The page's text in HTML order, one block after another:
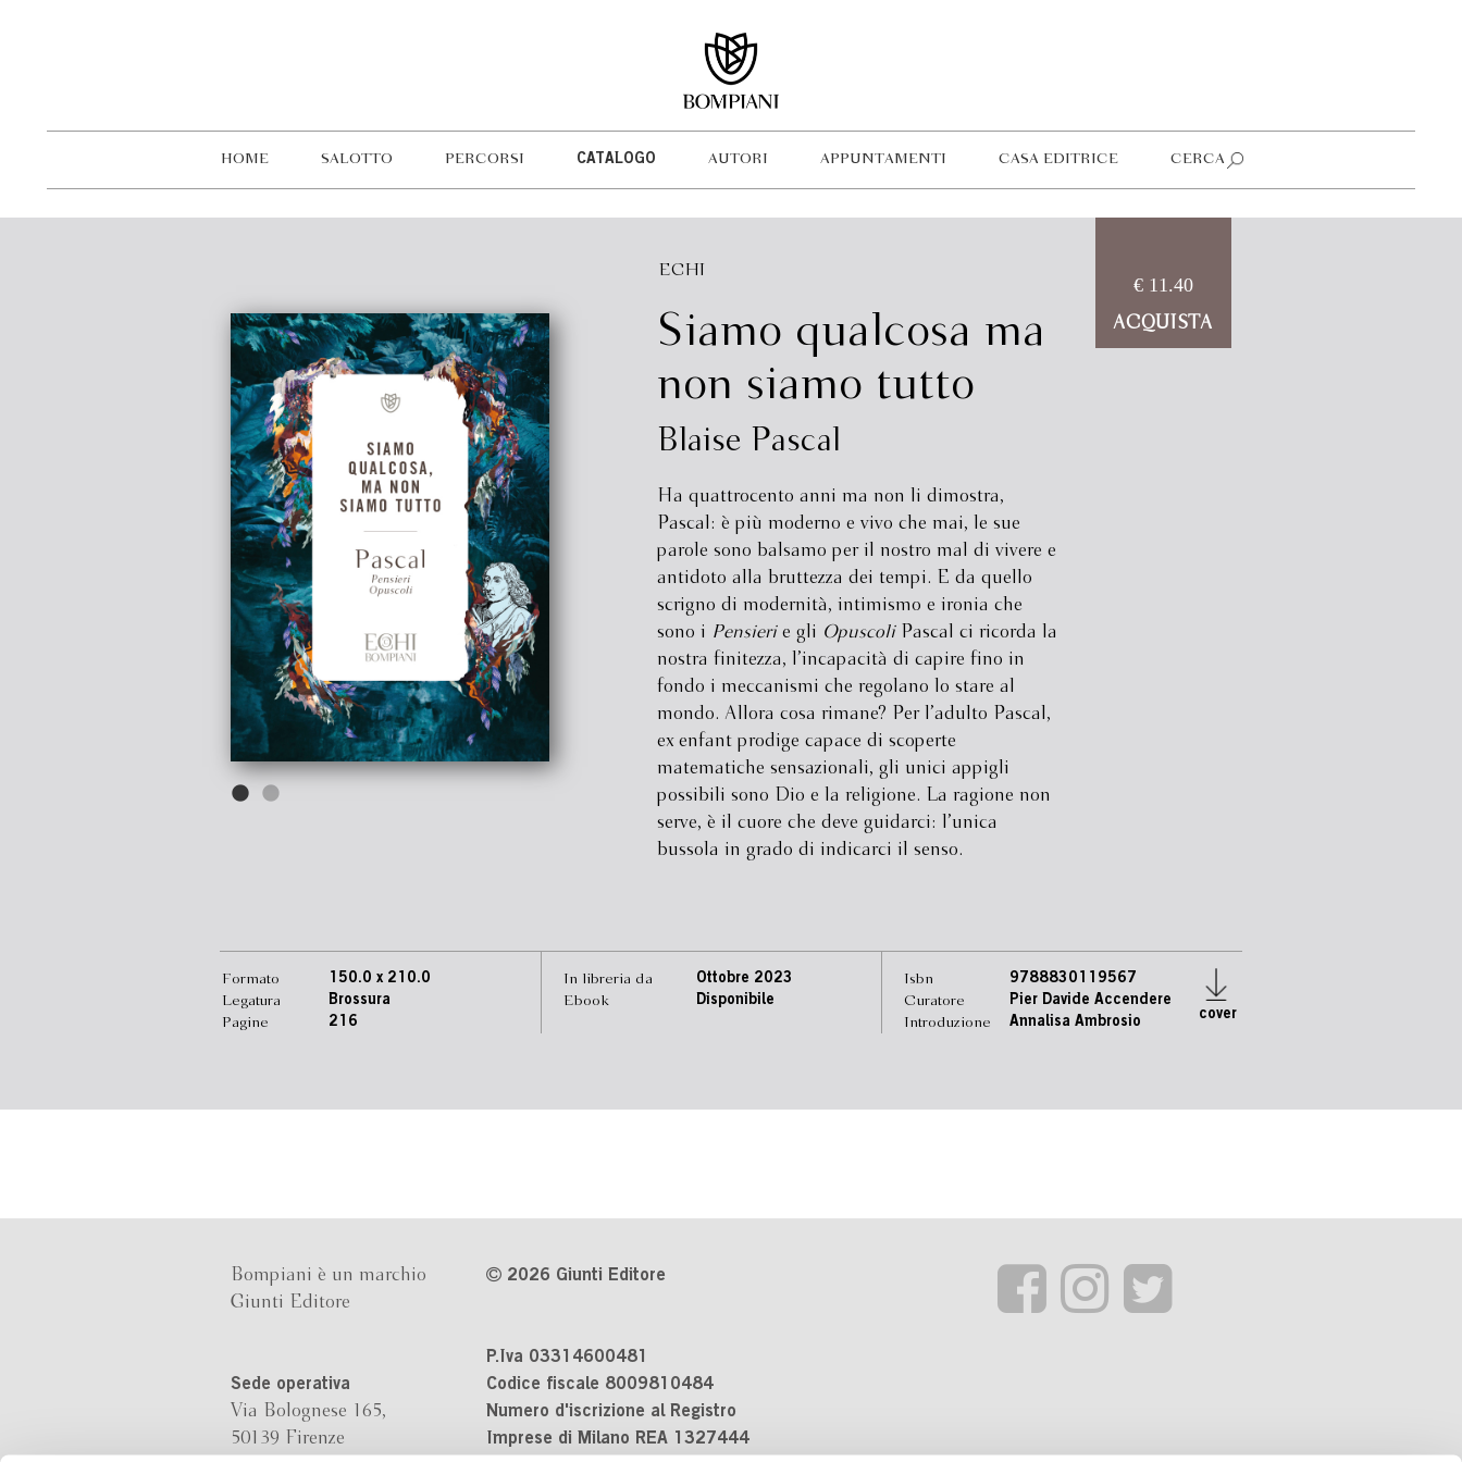
HOME SALOTTO PERCORSI CATALOGO AUTORI APPUNTAMENTI CASA EDITRICE CERCA
ECHI
Siamo qualcosa ma
non siamo tutto
Blaise Pascal
Ha quattrocento anni ma non li dimostra,
Pascal: è più moderno e vivo che mai, le sue
parole sono balsamo per il nostro mal di vivere e
antidoto alla bruttezza dei tempi. E da quello
scrigno di modernità, intimismo e ironia che
sono i Pensierie gli Opuscoli Pascal ci ricorda la
nostra finitezza, l’incapacità di capire fino in
fondo i meccanismi che regolano lo stare al
mondo. Allora cosa rimane? Per l’adulto Pascal,
ex enfant prodige capace di scoperte
matematiche sensazionali, gli unici appigli
possibili sono Dio e la religione. La ragione non
serve, è il cuore che deve guidarci: l’unica
bussola in grado di indicarci il senso.
€ 11.40
ACQUISTA
Formato
Legatura
Pagine
150.0 x 210.0
Brossura
216
In libreria da
Ebook
Ottobre 2023
Disponibile
Isbn
Curatore
Introduzione
9788830119567
Pier Davide Accendere
Annalisa Ambrosio
cover
Bompiani è un marchio
Giunti Editore
Sede operativa
Via Bolognese 165,
50139 Firenze
2026 Giunti Editore
P.Iva 03314600481
Codice fiscale 8009810484
Numero d'iscrizione al Registro
Imprese di Milano REA 1327444